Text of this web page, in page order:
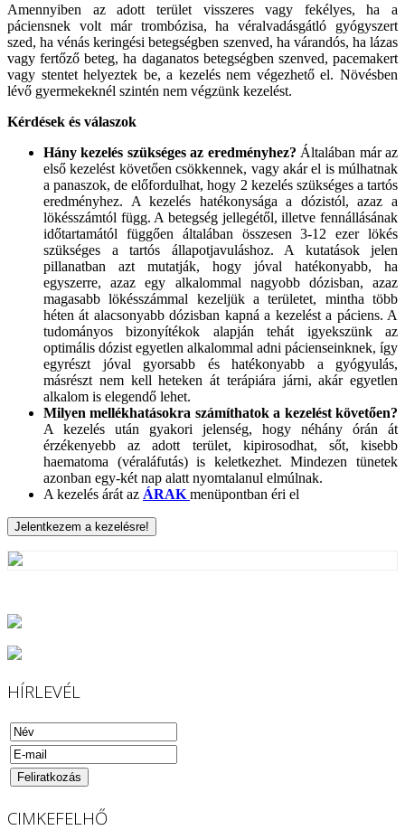
Amennyiben az adott terület visszeres vagy fekélyes, ha a
páciensnek volt már trombózisa, ha véralvadásgátló gyógyszert
szed, ha vénás keringési betegségben szenved, ha várandós, ha lázas
vagy fertőző beteg, ha daganatos betegségben szenved, pacemakert
vagy stentet helyeztek be, a kezelés nem végezhető el. Növésben
lévő gyermekeknél szintén nem végzünk kezelést.
Kérdések és válaszok
Hány kezelés szükséges az eredményhez? Általában már az
első kezelést követően csökkennek, vagy akár el is múlhatnak
a panaszok, de előfordulhat, hogy 2 kezelés szükséges a tartós
eredményhez. A kezelés hatékonysága a dózistól, azaz a
lökésszámtól függ. A betegség jellegétől, illetve fennállásának
időtartamától függően általában összesen 3-12 ezer lökés
szükséges a tartós állapotjavuláshoz. A kutatások jelen
pillanatban azt mutatják, hogy jóval hatékonyabb, ha
egyszerre, azaz egy alkalommal nagyobb dózisban, azaz
magasabb lökésszámmal kezeljük a területet, mintha több
héten át alacsonyabb dózisban kapná a kezelést a páciens. A
tudományos bizonyítékok alapján tehát igyekszünk az
optimális dózist egyetlen alkalommal adni pácienseinknek, így
egyrészt jóval gyorsabb és hatékonyabb a gyógyulás,
másrészt nem kell heteken át terápiára járni, akár egyetlen
alkalom is elegendő lehet.
Milyen mellékhatásokra számíthatok a kezelést követően?
A kezelés után gyakori jelenség, hogy néhány órán át
érzékenyebb az adott terület, kipirosodhat, sőt, kisebb
haematoma (véraláfutás) is keletkezhet. Mindezen tünetek
azonban egy-két nap alatt nyomtalanul elmúlnak.
A kezelés árát az ÁRAK menüpontban éri el
HÍRLEVÉL
CIMKEFELHŐ